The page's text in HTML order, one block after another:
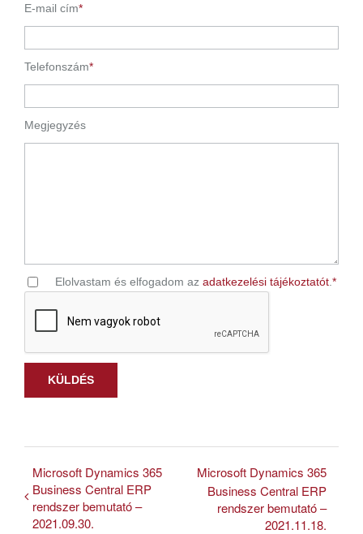
E-mail cím*
Telefonszám*
Megjegyzés
Elolvastam és elfogadom az adatkezelési tájékoztatót *
Microsoft Dynamics 365
Business Central ERP
rendszer bemutató –
2021.09.30.
Microsoft Dynamics 365
Business Central ERP
rendszer bemutató –
2021.11.18.